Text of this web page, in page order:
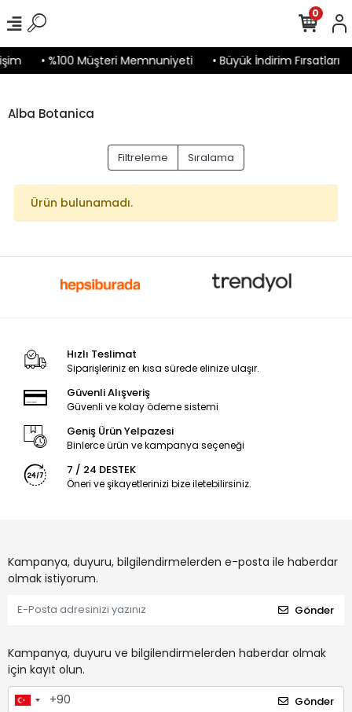
• %100 Müşteri Memnuniyeti • Büyük İndirim Fırsatları
0
Alba Botanica
Filtreleme Sıralama
Ürün bulunamadı.
Hızlı Teslimat
Siparişleriniz en kısa sürede elinize ulaşır.
Güvenli Alışveriş
Güvenli ve kolay ödeme sistemi
Geniş Ürün Yelpazesi
Binlerce ürün ve kampanya seçeneği
7 / 24 DESTEK
Öneri ve şikayetlerinizi bize iletebilirsiniz.
Kampanya, duyuru, bilgilendirmelerden e-posta ile haberdar
olmak istiyorum.
Gönder
Kampanya, duyuru ve bilgilendirmelerden haberdar olmak
için kayıt olun.
Gönder